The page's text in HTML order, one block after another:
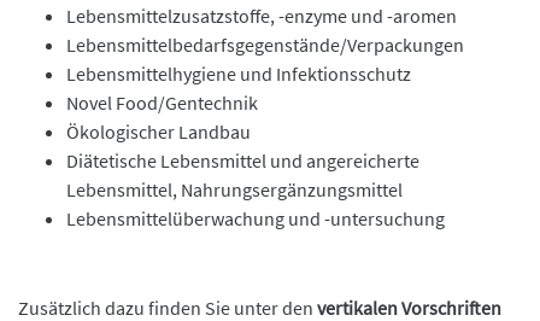
Lebensmittelzusatzstoffe, -enzyme und -aromen
Lebensmittelbedarfsgegenstände/Verpackungen
Lebensmittelhygiene und Infektionsschutz
Novel Food/Gentechnik
Ökologischer Landbau
Diätetische Lebensmittel und angereicherte
Lebensmittel, Nahrungsergänzungsmittel
Lebensmittelüberwachung und -untersuchung
Zusätzlich dazu finden Sie unter den vertikalen Vorschriften